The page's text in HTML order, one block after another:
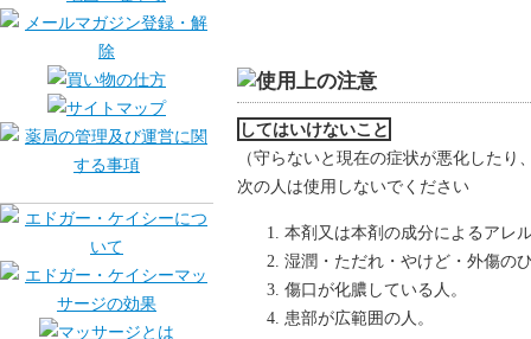
してはいけないこと
（守らないと現在の症状が悪化した
次の人は使用しないでください
本剤又は本剤の成分によるアレ
湿潤・ただれ・やけど・外傷の
傷口が化膿している人。
患部が広範囲の人。